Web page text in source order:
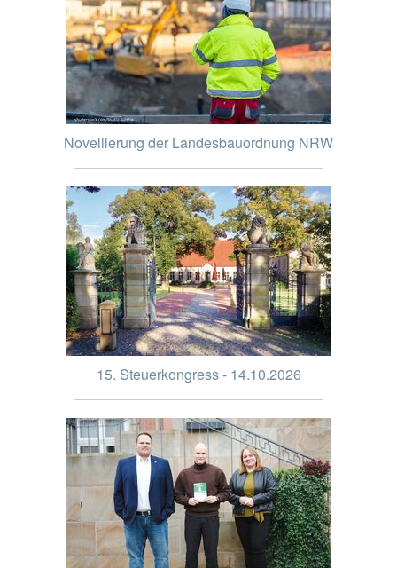
Novellierung der Landesbauordnung NRW
15. Steuerkongress - 14.10.2026